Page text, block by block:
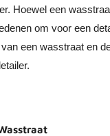
Hoewel een
om voor een
een wasstraat en